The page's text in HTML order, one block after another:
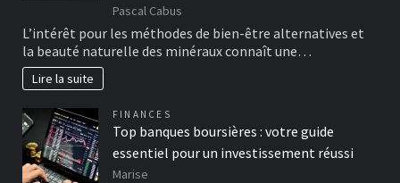
Pascal Cabus
L’intérêt pour les méthodes de bien-être alternatives et
la beauté naturelle des minéraux connaît une…
Lire la suite
FINANCES
Top banques boursières : votre guide
essentiel pour un investissement réussi
Marise